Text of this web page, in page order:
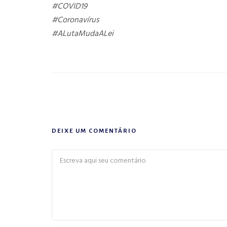
#COVID19
#Coronavírus
#ALutaMudaALei
DEIXE UM COMENTÁRIO